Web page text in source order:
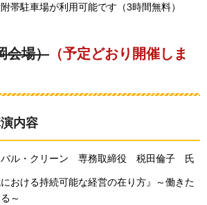
帯駐車場が利用可能です（3時間無料）
会場） （予定どおり開催しま
内容
ル・クリーン 専務取締役 税田倫子 氏
おける持続可能な経営の在り方』～働きた
～